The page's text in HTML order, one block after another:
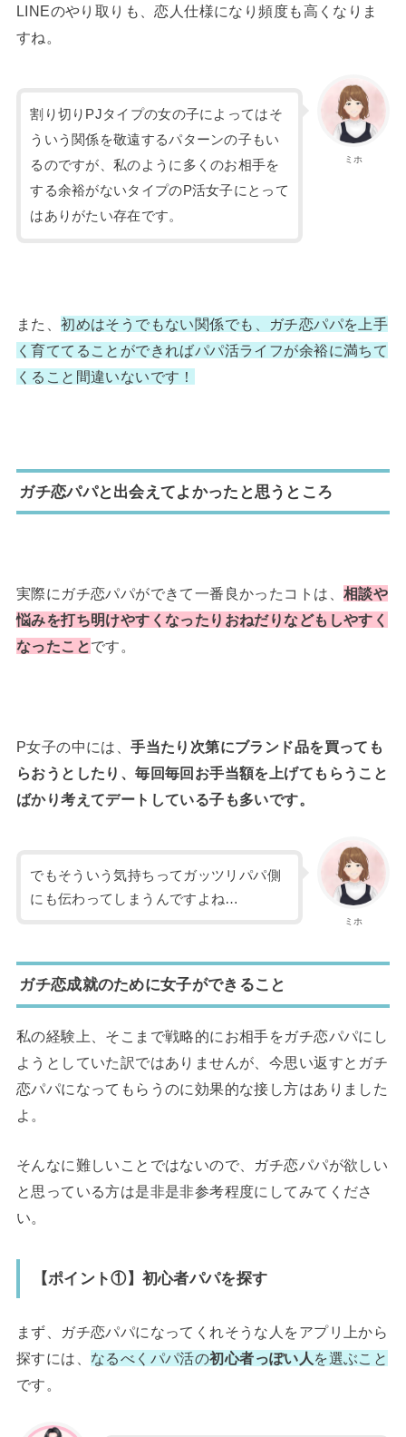
LINEのやり取りも、恋人仕様になり頻度も高くなりま
すね。
ミホ
割り切りPJタイプの女の子によってはそ
ういう関係を敬遠するパターンの子もい
るのですが、私のように多くのお相手を
する余裕がないタイプのP活女子にとって
はありがたい存在です。
また、初めはそうでもない関係でも、ガチ恋パパを上手
く育ててることができればパパ活ライフが余裕に満ちて
くること間違いないです！
ガチ恋パパと出会えてよかったと思うところ
実際にガチ恋パパができて一番良かったコトは、 相談や
悩みを打ち明けやすくなったりおねだりなどもしやすく
なったことです。
P女子の中には、手当たり次第にブランド品を買っても
らおうとしたり、毎回毎回お手当額を上げてもらうこと
ばかり考えてデートしている子も多いです。
ミホ
でもそういう気持ちってガッツリパパ側
にも伝わってしまうんですよね…
ガチ恋成就のために女子ができること
私の経験上、そこまで戦略的にお相手をガチ恋パパにし
ようとしていた訳ではありませんが、今思い返すとガチ
恋パパになってもらうのに効果的な接し方はありました
よ。
そんなに難しいことではないので、ガチ恋パパが欲しい
と思っている方は是非是非参考程度にしてみてくださ
い。
【ポイント①】初心者パパを探す
まず、ガチ恋パパになってくれそうな人をアプリ上から
探すには、 なるべくパパ活の初心者っぽい人 を選ぶこと
です。